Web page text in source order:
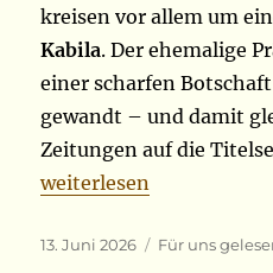
kreisen vor allem um
Kabila. Der ehemalige
einer scharfen
gewandt – und damit
Zeitungen auf die
„13.06.2026“
weiterlesen
Veröffentlicht
13. Juni 2026 Kategorien
Für uns